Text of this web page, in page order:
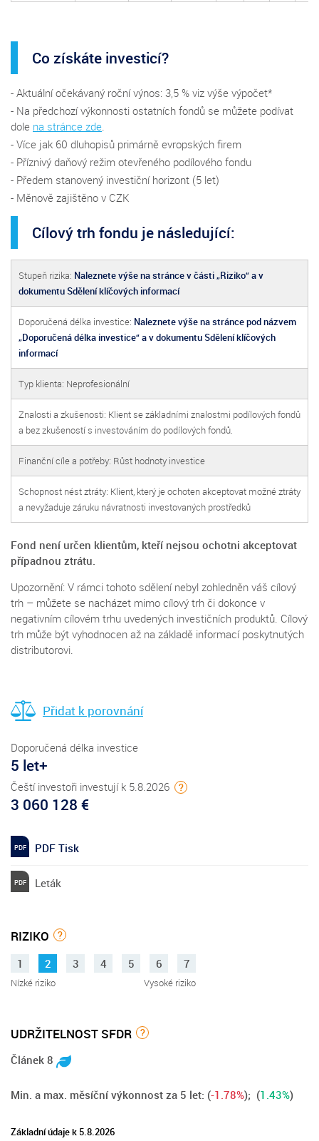
Co získáte investicí?
- Aktuální očekávaný roční výnos: 3,5 % viz výše výpočet*
- Na předchozí výkonnosti ostatních fondů se můžete podívat
dole na stránce zde.
- Více jak 60 dluhopisů primárně evropských firem
- Příznivý daňový režim otevřeného podílového fondu
- Předem stanovený investiční horizont (5 let)
- Měnově zajištěno v CZK
Cílový trh fondu je následující:
Stupeň rizika: Naleznete výše na stránce v části „Riziko“ a v
dokumentu Sdělení klíčových informací
Doporučená délka investice: Naleznete výše na stránce pod názvem
„Doporučená délka investice“ a v dokumentu Sdělení klíčových
informací
Typ klienta: Neprofesionální
Znalosti a zkušenosti: Klient se základními znalostmi podílových fondů
a bez zkušeností s investováním do podílových fondů.
Finanční cíle a potřeby: Růst hodnoty investice
Schopnost nést ztráty: Klient, který je ochoten akceptovat možné ztráty
a nevyžaduje záruku návratnosti investovaných prostředků
Fond není určen klientům, kteří nejsou ochotni akceptovat
případnou ztrátu.
Upozornění: V rámci tohoto sdělení nebyl zohledněn váš cílový
trh – můžete se nacházet mimo cílový trh či dokonce v
negativním cílovém trhu uvedených investičních produktů. Cílový
trh může být vyhodnocen až na základě informací poskytnutých
distributorovi.
Přidat k porovnání
Doporučená délka investice
5 let+
Čeští investoři investují k 5.8.2026 ?
3 060 128 €
PDF Tisk
Leták
RIZIKO ?
1 2 3 4 5 6 7
Nízké riziko Vysoké riziko
UDRŽITELNOST SFDR ?
Článek 8
Min. a max. měsíční výkonnost za 5 let: (-1.78%); (1.43%)
Základní údaje k 5.8.2026